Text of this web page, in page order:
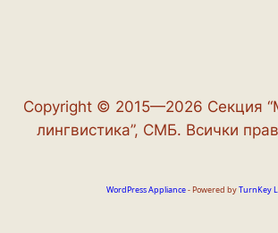
Copyright © 2015—2026 Секция
лингвистика”, СМБ. Всички
WordPress Appliance- Powered byTurnKey